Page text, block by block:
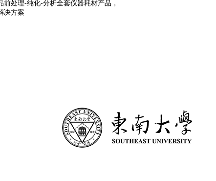
处理-纯化-分析全套仪器耗材产品，
决方案